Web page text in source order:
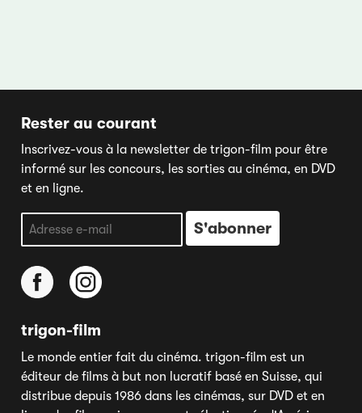
Rester au courant
Inscrivez-vous à la newsletter de trigon-film pour être
informé sur les concours, les sorties au cinéma, en DVD
et en ligne.
trigon-film
Le monde entier fait du cinéma. trigon-film est un
éditeur de films à but non lucratif basé en Suisse, qui
distribue depuis 1986 dans les cinémas, sur DVD et en